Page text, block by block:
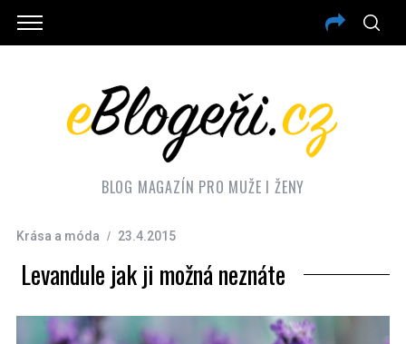
BLOG MAGAZÍN PRO MUŽE I ŽENY
Krása a móda 23.4.2015
Levandule jak ji možná neznáte